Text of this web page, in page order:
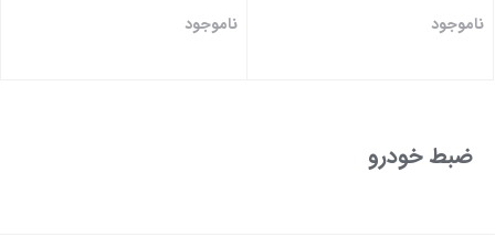
ناموجود ناموجود
ضبط خودرو